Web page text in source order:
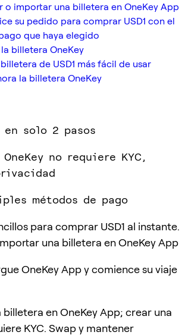
o importar una billetera en OneKey App
su pedido para comprar USD1 con el
que haya elegido
la billetera OneKey
de USD1 más fácil de usar
la billetera OneKey
en solo 2 pasos
no requiere KYC,
métodos de pago
para comprar USD1 al instante.
una billetera en OneKey App
OneKey App y comience su viaje
billetera en OneKey App; crear una
KYC. Swap y mantener